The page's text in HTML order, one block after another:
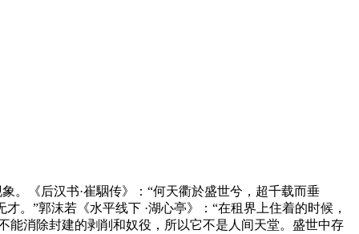
。《后汉书·崔駰传》：“何天衢於盛世兮，超千载而垂
。”郭沫若《水平线下 ·湖心亭》：“在租界上住着的时候，
能消除封建的剥削和奴役，所以它不是人间天堂。盛世中存